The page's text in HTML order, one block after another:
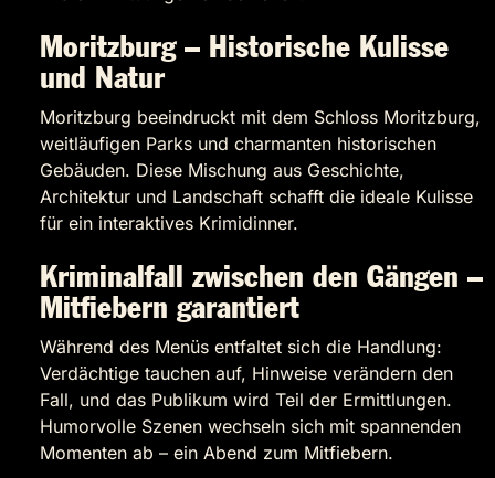
Moritzburg – Historische Kulisse
und Natur
Moritzburg beeindruckt mit dem Schloss Moritzburg,
weitläufigen Parks und charmanten historischen
Gebäuden. Diese Mischung aus Geschichte,
Architektur und Landschaft schafft die ideale Kulisse
für ein interaktives Krimidinner.
Kriminalfall zwischen den Gängen –
Mitfiebern garantiert
Während des Menüs entfaltet sich die Handlung:
Verdächtige tauchen auf, Hinweise verändern den
Fall, und das Publikum wird Teil der Ermittlungen.
Humorvolle Szenen wechseln sich mit spannenden
Momenten ab – ein Abend zum Mitfiebern.